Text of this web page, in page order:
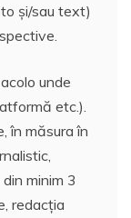
și/sau text)
unde
etc.).
în măsura în
minim 3
redacția